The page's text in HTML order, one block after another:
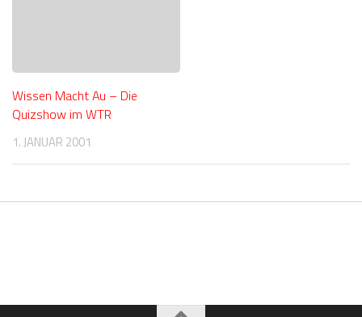
Wissen Macht Au – Die
Quizshow im WTR
1. JANUAR 2001